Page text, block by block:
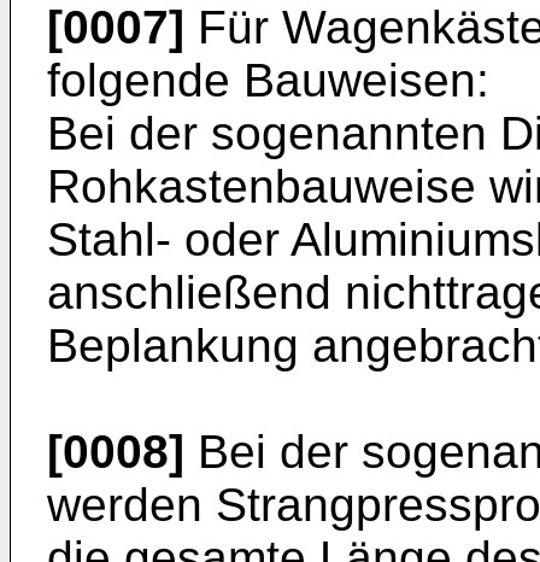
[0007] Für
folgende Bauweisen:
Bei der sogenannten
Rohkastenbauweise
Stahl- oder
anschließend
Beplankung
[0008] Bei der
werden